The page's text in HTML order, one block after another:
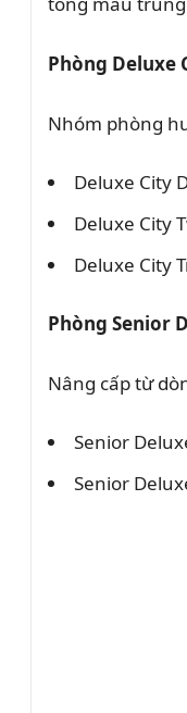
Phòng Deluxe
Nhóm phòng
Deluxe City
Deluxe City
Deluxe City
Phòng Senior
Nâng cấp từ
Senior
Senior